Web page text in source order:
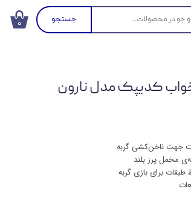
۰ جستجو
کدیپک مدل نارون
جهت ناخن‌کشی گربه
مخمل پرز بلند
برای بازی گربه